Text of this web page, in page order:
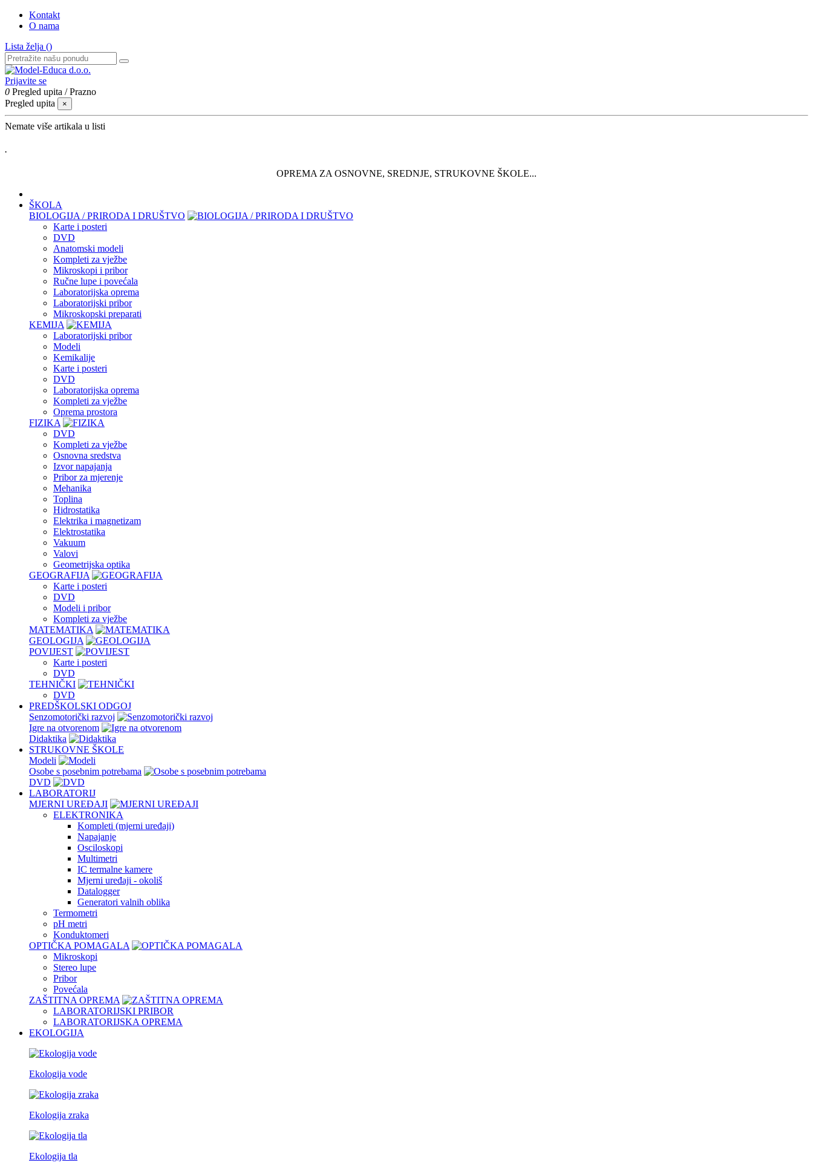
Kontakt
O nama
Lista želja ()
Prijavite se
0 Pregled upita /Prazno
Pregled upita
×
Nemate više artikala u listi
.
OPREMA ZA OSNOVNE, SREDNJE, STRUKOVNE ŠKOLE...
ŠKOLA
BIOLOGIJA / PRIRODA I DRUŠTVO
Karte i posteri
DVD
Anatomski modeli
Kompleti za vježbe
Mikroskopi i pribor
Ručne lupe i povećala
Laboratorijska oprema
Laboratorijski pribor
Mikroskopski preparati
KEMIJA
Laboratorijski pribor
Modeli
Kemikalije
Karte i posteri
DVD
Laboratorijska oprema
Kompleti za vježbe
Oprema prostora
FIZIKA
DVD
Kompleti za vježbe
Osnovna sredstva
Izvor napajanja
Pribor za mjerenje
Mehanika
Toplina
Hidrostatika
Elektrika i magnetizam
Elektrostatika
Vakuum
Valovi
Geometrijska optika
GEOGRAFIJA
Karte i posteri
DVD
Modeli i pribor
Kompleti za vježbe
MATEMATIKA
GEOLOGIJA
POVIJEST
Karte i posteri
DVD
TEHNIČKI
DVD
PREDŠKOLSKI ODGOJ
Senzomotorički razvoj
Igre na otvorenom
Didaktika
STRUKOVNE ŠKOLE
Modeli
Osobe s posebnim potrebama
DVD
LABORATORIJ
MJERNI UREĐAJI
ELEKTRONIKA
Kompleti (mjerni uređaji)
Napajanje
Osciloskopi
Multimetri
IC termalne kamere
Mjerni uređaji - okoliš
Datalogger
Generatori valnih oblika
Termometri
pH metri
Konduktomeri
OPTIČKA POMAGALA
Mikroskopi
Stereo lupe
Pribor
Povećala
ZAŠTITNA OPREMA
LABORATORIJSKI PRIBOR
LABORATORIJSKA OPREMA
EKOLOGIJA
Ekologija vode
Ekologija zraka
Ekologija tla